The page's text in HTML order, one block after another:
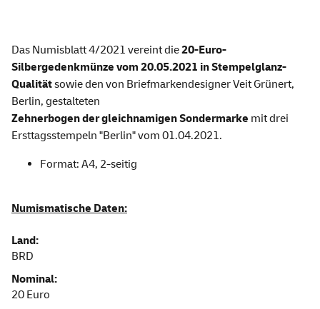
Das Numisblatt 4/2021 vereint die20-Euro-
Silbergedenkmünze vom 20.05.2021 in Stempelglanz-
Qualitätsowie den von Briefmarkendesigner Veit Grünert,
Berlin, gestalteten
Zehnerbogen der gleichnamigen Sondermarke mit drei
Ersttagsstempeln "Berlin" vom 01.04.2021.
Format: A4, 2-seitig
Numismatische Daten:
Land:
BRD
Nominal:
20 Euro